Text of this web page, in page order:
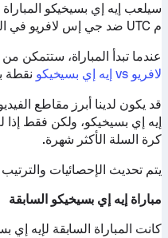
م UTC ضد جي إس لافريو في الدوري الممتاز.
عندما تبدأ المباراة، ستتمكن من
لافريو vs إيه إي بسيخيكو
نقطة
قد يكون لدينا أبرز مقاطع
إيه إي بسيخيكو، ولكن فقط إذا
كرة السلة الأكثر شهرة.
يتم تحديث الإحصائيات والترتيب
مباراة إيه إي بسيخيكو السابقة
كانت المباراة السابقة لإيه